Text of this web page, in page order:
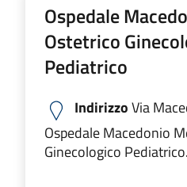
Ospedale
Ostetrico
Pediatrico
IndirizzoVia
Ospedale Macedonio
Ginecologico